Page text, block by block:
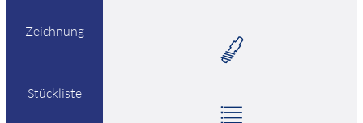
Zeichnung
Stückliste